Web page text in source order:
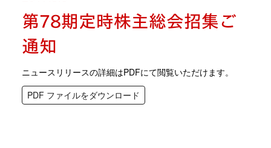
第78期定時株主総会招集ご
通知
ニュースリリースの詳細はPDFにて閲覧いただけます。
PDF ファイルをダウンロード